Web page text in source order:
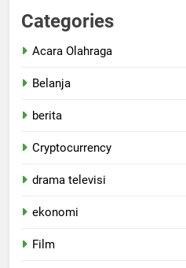
Categories
Acara Olahraga
Belanja
berita
Cryptocurrency
drama televisi
ekonomi
Film